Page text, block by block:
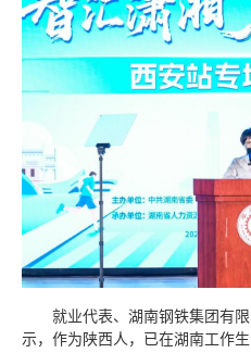
就业代表、湖南钢铁集团有
示，作为陕西人，已在湖南工作